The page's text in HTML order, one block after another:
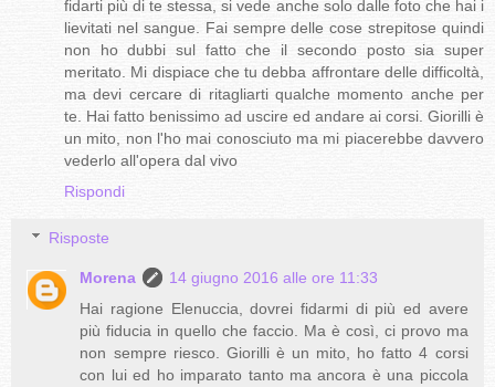
fidarti più di te stessa, si vede anche solo dalle foto che hai i
lievitati nel sangue. Fai sempre delle cose strepitose quindi
non ho dubbi sul fatto che il secondo posto sia super
meritato. Mi dispiace che tu debba affrontare delle difficoltà,
ma devi cercare di ritagliarti qualche momento anche per
te. Hai fatto benissimo ad uscire ed andare ai corsi. Giorilli è
un mito, non l'ho mai conosciuto ma mi piacerebbe davvero
vederlo all'opera dal vivo
Rispondi
Risposte
Morena
14 giugno 2016 alle ore 11:33
Hai ragione Elenuccia, dovrei fidarmi di più ed avere
più fiducia in quello che faccio. Ma è così, ci provo ma
non sempre riesco. Giorilli è un mito, ho fatto 4 corsi
con lui ed ho imparato tanto ma ancora è una piccola